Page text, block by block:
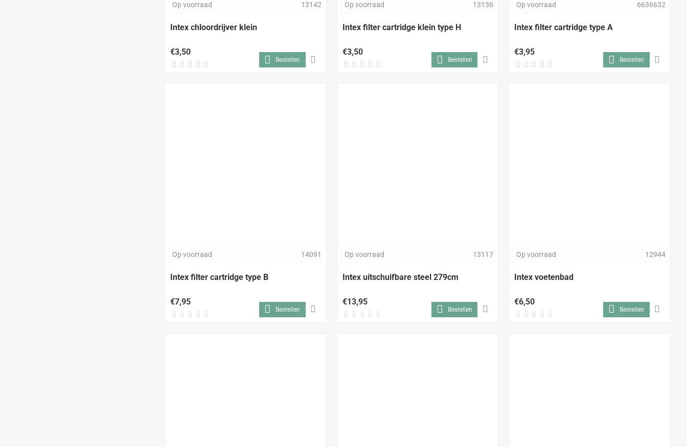
Op voorraad 13142
Intex chloordrijver klein
€3,50
Bestellen
Op voorraad 13136
Intex filter cartridge klein type H
€3,50
Bestellen
Op voorraad 6636632
Intex filter cartridge type A
€3,95
Bestellen
Op voorraad 14091
Intex filter cartridge type B
€7,95
Bestellen ALLEEN AFHALEN
Op voorraad 13117
Intex uitschuifbare steel 279cm
€13,95
Bestellen
Op voorraad 12944
Intex voetenbad
€6,50
Bestellen